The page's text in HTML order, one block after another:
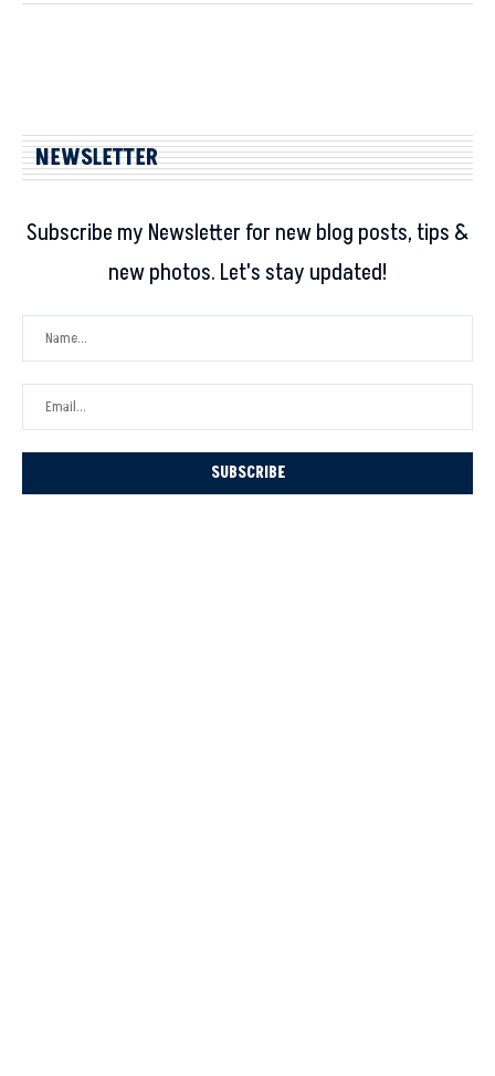
NEWSLETTER
Subscribe my Newsletter for new blog posts, tips &
new photos. Let's stay updated!